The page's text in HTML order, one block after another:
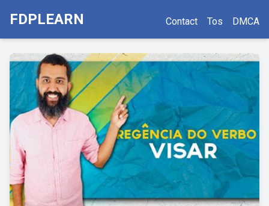
FDPLEARN Contact Tos DMCA